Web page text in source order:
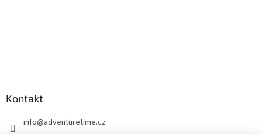
Kontakt
info@adventuretime.cz